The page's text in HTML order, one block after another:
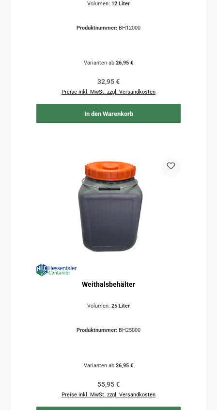
Volumen: 12 Liter
Produktnummer: BH12000
Varianten ab 26,95 €
Regulärer Preis:
32,95 €
Preise inkl. MwSt. zzgl. Versandkosten
In den Warenkorb
Weithalsbehälter
Volumen: 25 Liter
Produktnummer: BH25000
Varianten ab 26,95 €
Regulärer Preis:
55,95 €
Preise inkl. MwSt. zzgl. Versandkosten